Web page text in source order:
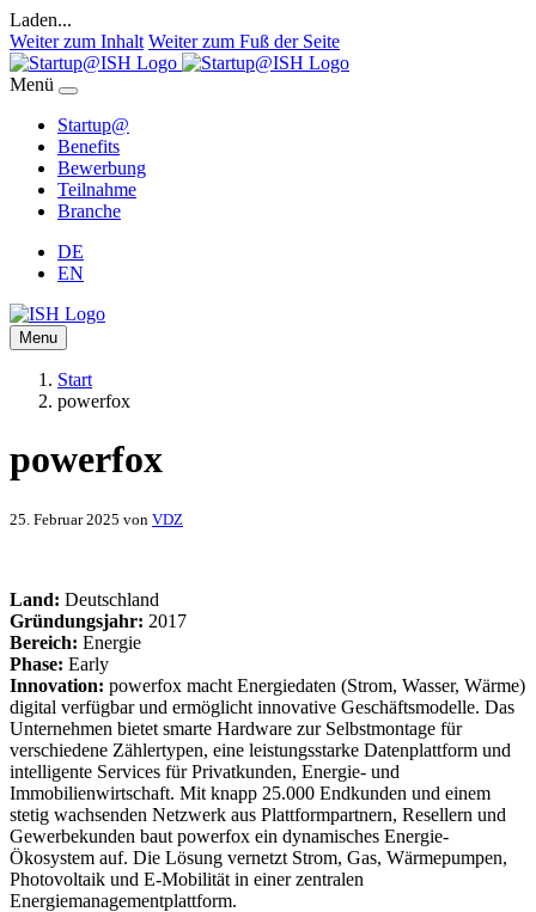
Laden...
Weiter zum Inhalt Weiter zum Fuß der Seite
Menü
Startup@
Benefits
Bewerbung
Teilnahme
Branche
DE
EN
Menu
Start
powerfox
powerfox
25. Februar 2025 von VDZ
Land: Deutschland
Gründungsjahr: 2017
Bereich: Energie
Phase: Early
Innovation: powerfox macht Energiedaten (Strom, Wasser, Wärme)
digital verfügbar und ermöglicht innovative Geschäftsmodelle. Das
Unternehmen bietet smarte Hardware zur Selbstmontage für
verschiedene Zählertypen, eine leistungsstarke Datenplattform und
intelligente Services für Privatkunden, Energie- und
Immobilienwirtschaft. Mit knapp 25.000 Endkunden und einem
stetig wachsenden Netzwerk aus Plattformpartnern, Resellern und
Gewerbekunden baut powerfox ein dynamisches Energie-
Ökosystem auf. Die Lösung vernetzt Strom, Gas, Wärmepumpen,
Photovoltaik und E-Mobilität in einer zentralen
Energiemanagementplattform.